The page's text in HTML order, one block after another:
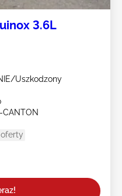
3.6L
Uszkodzony
CANTON
oferty